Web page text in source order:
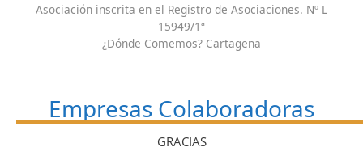
Asociación inscrita en el Registro de Asociaciones. Nº L
15949/1ª
¿Dónde Comemos? Cartagena
Empresas Colaboradoras
GRACIAS